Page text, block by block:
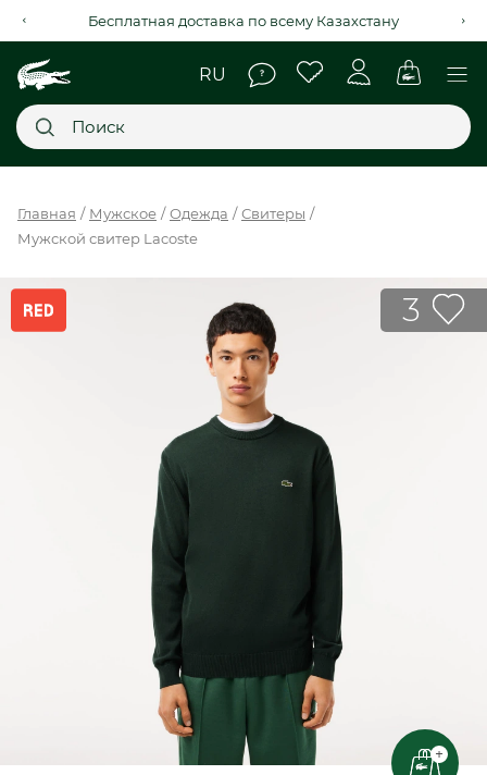
Бесплатная доставка по всему Казахстану
НОВИНКИ
SALE
МЫ LACOSTE
Главная Мужское Одежда
Свитеры
Мужской свитер Lacoste
3
+